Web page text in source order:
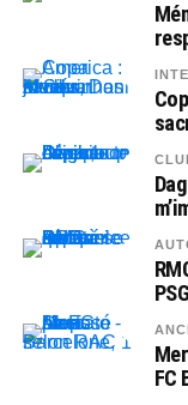
FC